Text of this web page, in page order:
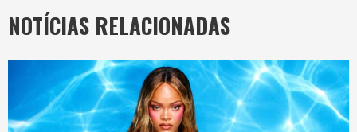
NOTÍCIAS RELACIONADAS